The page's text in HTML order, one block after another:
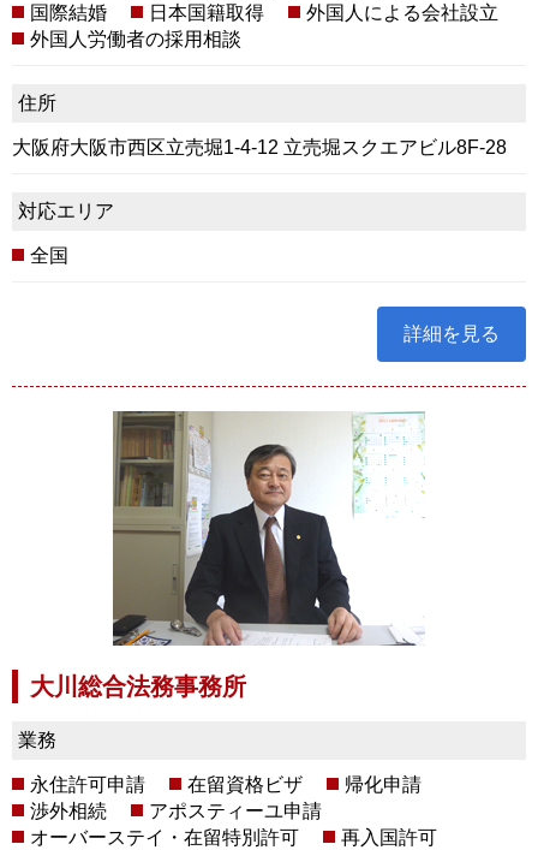
国際結婚
日本国籍取得
外国人による会社設立
外国人労働者の採用相談
住所
大阪府大阪市西区立売堀1-4-12 立売堀スクエアビル8F-28
対応エリア
全国
詳細を見る
大川総合法務事務所
業務
永住許可申請 在留資格ビザ
帰化申請
渉外相続
アポスティーユ申請
オーバーステイ・在留特別許可
再入国許可